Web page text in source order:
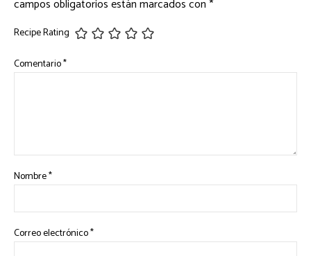
campos obligatorios están marcados con*
Recipe Rating
Comentario*
Nombre*
Correo electrónico*